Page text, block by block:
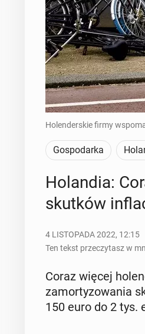
Holenderskie firmy
Gospodarka
Ho­lan­dia:
skutków
4 LISTOPADA 2022, 12:15
Ten tekst przeczytasz w
Coraz więcej
za­mor­ty­zo­wa­nia
150 euro do 2 tys.